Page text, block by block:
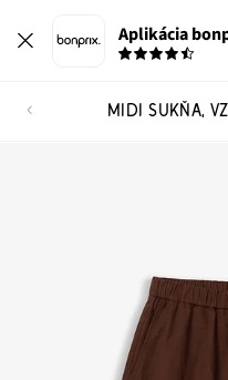
Aplikácia
MIDI SUKŇA,